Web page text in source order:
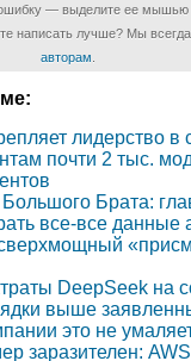
— выделите ее мышью
написать лучше? Мы
авторам
лидерство
почти 2 тыс.
Брата:
все-все данные
сверхмощный
DeepSeek на
выше
это не
заразителен: